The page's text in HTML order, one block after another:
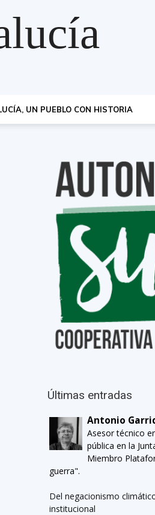
UN PUEBLO CON HISTORIA
Últimas entradas
Antonio
Asesor técnico
pública en la
Miembro
guerra".
Del negacionismo
institucional